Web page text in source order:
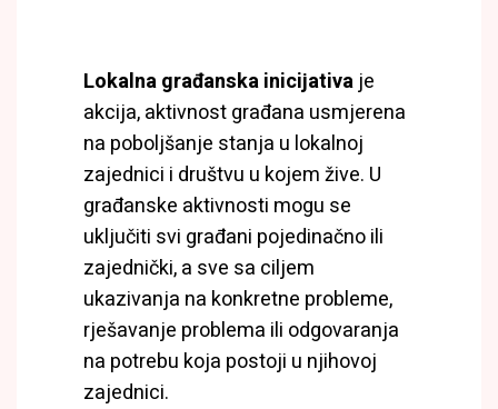
Lokalna građanska inicijativa je
akcija, aktivnost građana usmjerena
na poboljšanje stanja u lokalnoj
zajednici i društvu u kojem žive. U
građanske aktivnosti mogu se
uključiti svi građani pojedinačno ili
zajednički, a sve sa ciljem
ukazivanja na konkretne probleme,
rješavanje problema ili odgovaranja
na potrebu koja postoji u njihovoj
zajednici.